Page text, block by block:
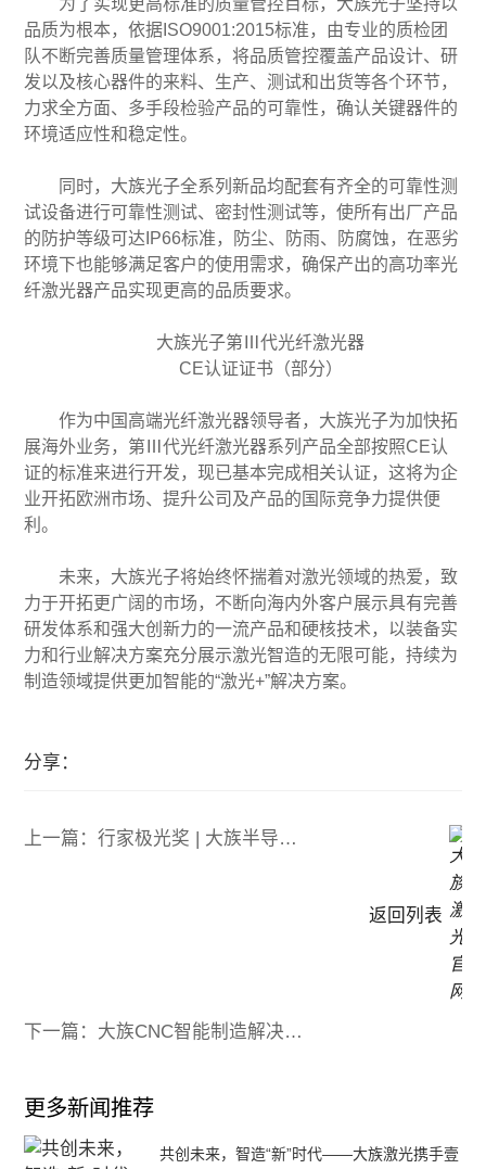
为了实现更高标准的质量管控目标，大族光子坚持以
品质为根本，依据ISO9001:2015标准，由专业的质检团
队不断完善质量管理体系，将品质管控覆盖产品设计、研
发以及核心器件的来料、生产、测试和出货等各个环节，
力求全方面、多手段检验产品的可靠性，确认关键器件的
环境适应性和稳定性。
同时，大族光子全系列新品均配套有齐全的可靠性测
试设备进行可靠性测试、密封性测试等，使所有出厂产品
的防护等级可达IP66标准，防尘、防雨、防腐蚀，在恶劣
环境下也能够满足客户的使用需求，确保产出的高功率光
纤激光器产品实现更高的品质要求。
大族光子第Ⅲ代光纤激光器
CE认证证书（部分）
作为中国高端光纤激光器领导者，大族光子为加快拓
展海外业务，第Ⅲ代光纤激光器系列产品全部按照CE认
证的标准来进行开发，现已基本完成相关认证，这将为企
业开拓欧洲市场、提升公司及产品的国际竞争力提供便
利。
未来，大族光子将始终怀揣着对激光领域的热爱，致
力于开拓更广阔的市场，不断向海内外客户展示具有完善
研发体系和强大创新力的一流产品和硬核技术，以装备实
力和行业解决方案充分展示激光智造的无限可能，持续为
制造领域提供更加智能的“激光+”解决方案。
分享：
上一篇：行家极光奖 | 大族半导体斩获最具影响力产品奖
返回列表
下一篇：大族CNC智能制造解决方案，助推消费电子高端制造突围
更多新闻推荐
共创未来，智造“新”时代——大族激光携手壹